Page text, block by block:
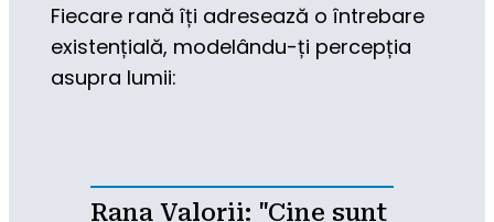
Fiecare rană îți adresează o întrebare
existențială, modelându-ți percepția
asupra lumii:
Rana Valorii: "Cine sunt